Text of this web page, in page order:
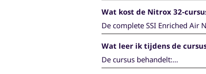
water of duiken in open water
afgerond, ontvang je je
Wat kost de Nitrox 32-
De complete SSI Enriched Air
Wat leer ik tijdens de
De cursus behandelt: